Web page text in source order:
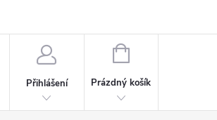
Přihlášení
NÁKUPNÍ
Prázdný košík